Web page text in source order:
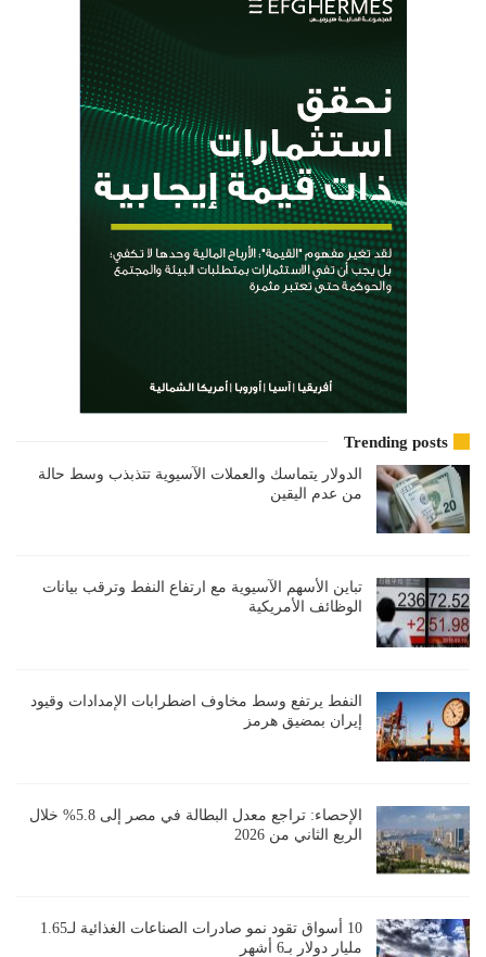
Trending posts
الدولار يتماسك والعملات الآسيوية تتذبذب وسط حالة
من عدم اليقين
تباين الأسهم الآسيوية مع ارتفاع النفط وترقب بيانات
الوظائف الأمريكية
النفط يرتفع وسط مخاوف اضطرابات الإمدادات وقيود
إيران بمضيق هرمز
الإحصاء: تراجع معدل البطالة في مصر إلى 5.8% خلال
الربع الثاني من 2026
10 أسواق تقود نمو صادرات الصناعات الغذائية لـ1.65
مليار دولار بـ6 أشهر